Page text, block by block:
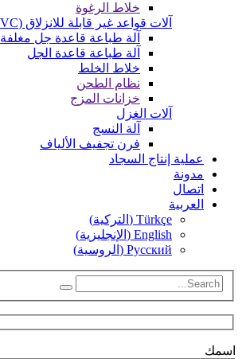
خلاط الرغوة
آلات قواعد غير قابلة للانزلاق (PVC)
آلة طباعة قاعدة جل مغلفة
آلة طباعة قاعدة الجل
خلاط الخلط
نظام الطحن
خزانات المزج
آلات الغزل
آلة النسج
فرن تجفيف الألياف
عملية إنتاج السجاد
مدونة
اتصال
العربية
Türkçe
( التركية)
English
( الإنجليزية)
Русский
( الروسية)
اسمك